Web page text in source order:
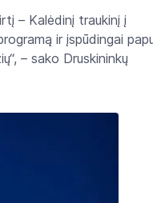
– Kalėdinį traukinį į
ir įspūdingai
– sako Druskininkų